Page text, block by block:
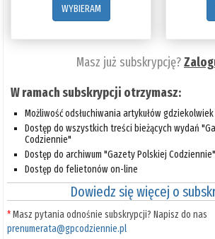
WYBIERAM
Masz już subskrypcję?
W ramach subskrypcji otrzymasz:
Możliwość odsłuchiwania artykułów
Dostęp do wszystkich treści bieżących wydań
Codziennie"
Dostęp do archiwum "Gazety Polskiej Codziennie"
Dostęp do felietonów on-line
Dowiedz się więcej o
*Masz pytania odnośnie subskrypcji? Napisz do nas
prenumerata@gpcodziennie.pl